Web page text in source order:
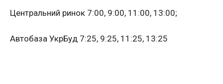
Центральний ринок 7:00, 9:00, 11:00, 13:00;
Автобаза УкрБуд 7:25, 9:25, 11:25, 13:25